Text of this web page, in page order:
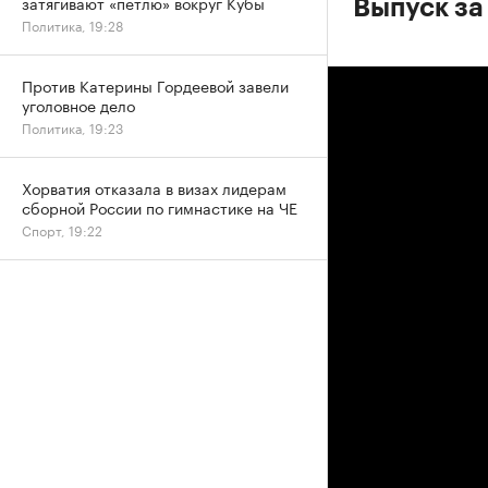
Выпуск
Политика, 19:28
Против Катерины Гордеевой завели
уголовное дело
Политика, 19:23
Хорватия отказала в визах лидерам
сборной России по гимнастике на ЧЕ
Спорт, 19:22